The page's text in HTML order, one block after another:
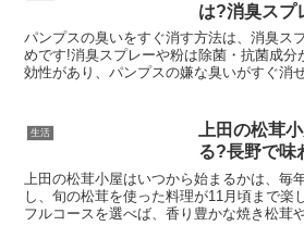
は?消臭スプ
パンプスの臭いをすぐ消す方法は、消臭ス
めです!消臭スプレーや粉は除菌・抗菌成分
効性があり、パンプスの嫌な臭いがすぐ消
生活
上田の松茸
る?長野で味
上田の松茸小屋はいつから始まるかは、毎
し、旬の松茸を使った料理が11月頃まで楽
フルコースを選べば、香り豊かな焼き松茸